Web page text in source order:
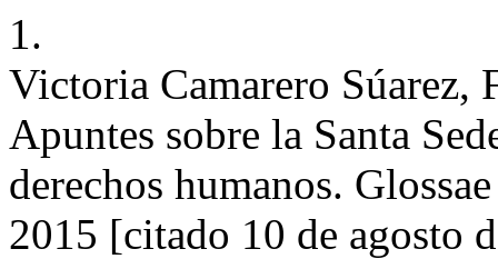
1.
Victoria Camarero Súarez,
Apuntes sobre la Santa
derechos humanos.
2015 [citado 10 de agosto